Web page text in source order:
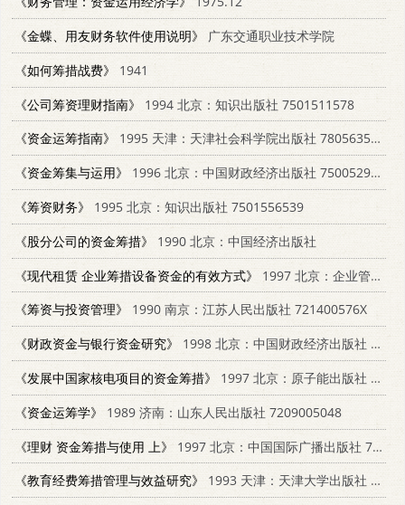
《金蝶、用友财务软件使用说明》
广东交通职业技术学院
《如何筹措战费》
1941
《公司筹资理财指南》
1994 北京：知识出版社 7501511578
《资金运筹指南》
1995 天津：天津社会科学院出版社 7805635692
《资金筹集与运用》
1996 北京：中国财政经济出版社 7500529627
《筹资财务》
1995 北京：知识出版社 7501556539
《股分公司的资金筹措》
1990 北京：中国经济出版社
《现代租赁 企业筹措设备资金的有效方式》
1997 北京：企业管理出版社 7800017737
《筹资与投资管理》
1990 南京：江苏人民出版社 721400576X
《财政资金与银行资金研究》
1998 北京：中国财政经济出版社 7500538731
《发展中国家核电项目的资金筹措》
1997 北京：原子能出版社 7502216995
《资金运筹学》
1989 济南：山东人民出版社 7209005048
《理财 资金筹措与使用 上》
1997 北京：中国国际广播出版社 750781551X
《教育经费筹措管理与效益研究》
1993 天津：天津大学出版社 7561804636